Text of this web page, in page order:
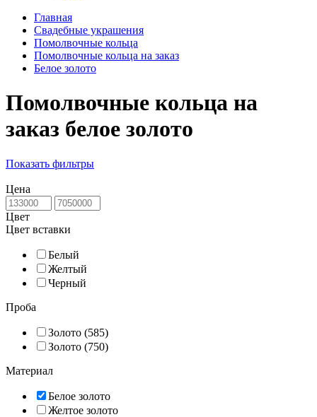
Главная
Свадебные украшения
Помолвочные кольца
Помолвочные кольца на заказ
Белое золото
Помолвочные кольца на
заказ белое золото
Показать фильтры
Цена
Цвет
Цвет вставки
Белый
Желтый
Черный
Проба
Золото (585)
Золото (750)
Материал
Белое золото
Желтое золото